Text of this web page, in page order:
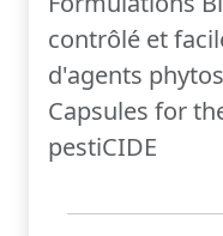
contrôlé et
d'agents
Capsules for
pestiCIDE